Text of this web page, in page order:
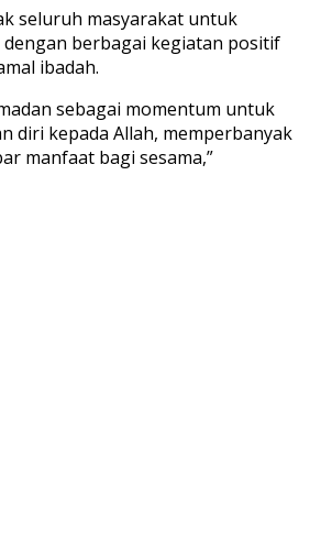
seluruh masyarakat untuk
dengan berbagai kegiatan positif
ibadah.
sebagai momentum untuk
diri kepada Allah, memperbanyak
manfaat bagi sesama,”